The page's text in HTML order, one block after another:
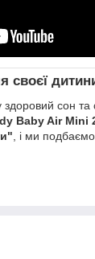
своєї
сон та
Baby Air Mini
, і ми